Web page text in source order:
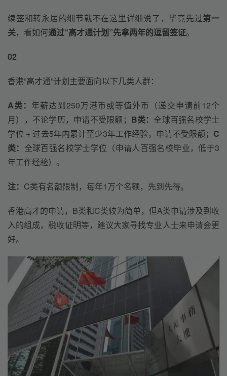
续签和转永居的细节就不在这里详细说了，毕竟先过第一
关，看如何通过“高才通计划”先拿两年的逗留签证。
02
香港”高才通”计划主要面向以下几类人群：
A类： 年薪达到250万港币或等值外币（递交申请前12个
月），不论学历，申请不受限额； B类： 全球百强名校学士
学位 + 过去5年内累计至少3年工作经验，申请不受限额； C
类： 全球百强名校学士学位（申请人百强名校毕业，低于3
年工作经验）。
注： C类有名额限制，每年1万个名额，先到先得。
香港高才的申请，B类和C类较为简单，但A类申请涉及到收
入的组成，税收证明等，建议大家寻找专业人士来申请会更
好。